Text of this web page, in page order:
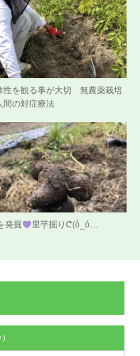
性を観る事が大切 無農薬栽培
間の対症療法
発掘 里芋掘りᕦ(ò_ó…
)